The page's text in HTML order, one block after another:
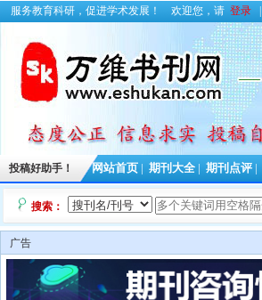
服务教育科研，促进学术发展！ 欢迎您，请 登录
投稿好助手！ 网站首页 期刊大全 期刊点评
搜索：
广告